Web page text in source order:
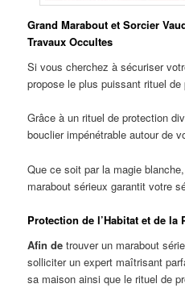
Grand Marabout et Sorcier
Travaux Occultes
Si vous cherchez à sécuriser
propose le plus puissant rituel
Grâce à un rituel de protection
bouclier impénétrable autour de
Que ce soit par la magie
marabout sérieux garantit votre
Protection de l’Habitat et de la
Afin de trouver un marabout
solliciter un expert maîtrisant
sa maison ainsi que le rituel de